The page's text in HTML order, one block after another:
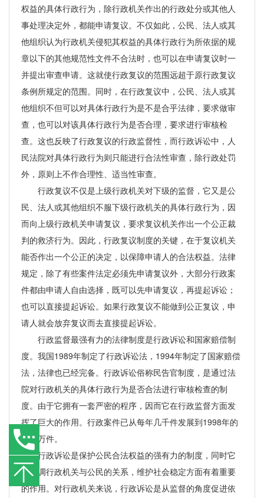
权益的具体行政行为，除行政机关作出的行政处分或其他人
事处理决定外，都能申请复议。不仅如此，公民、法人或其
他组织认为行政机关侵犯其权益的具体行政行为所依据的规
章以下的其他规范性文件不合法时，也可以在申请复议时一
并提出审查申请。这就使行政复议的范围远超于原行政复议
条例所规定的范围。同时，在行政复议中，公民、法人或其
他组织不但可以对具体行政行为是不是合乎法律，要求做审
查，也可以对该具体行政行为是否合理，要求进行审核检
查。这也反映了行政复议的行政监督性，而行政诉讼中，人
民法院对具体行政行为则只能进行合法性审查，除行政处罚
外，原则上不作合理性、适当性审查。
行政复议不仅是上级行政机关对下级的监督，它又是公
民、法人或其他组织不服下级行政机关的具体行政行为，因
而向上级行政机关申请复议，要求复议机关作出一个公正裁
判的救济行为。因此，行政复议制度的关键，在于复议机关
能否作出一个公正的决定，以保障申请人的合法权益。法律
规定，除了有些案件法定必须先申请复议外，大部分行政案
件都由申请人自由选择，既可以先申请复议，再提起诉讼；
也可以直接提起诉讼。如果行政复议不能做到公正复议，申
请人就会放弃复议而去直接提起诉讼。
行政监督最强有力的法律制度是行政诉讼和国家赔偿制
度。我国1989年制定了行政诉讼法，1994年制定了国家赔偿
法，法律也已经完备。行政诉讼俗称民告官制度，是通过法
院对行政机关的具体行政行为是否合法进行审核检查的制
度。由于它拥有一套严密的程序，因而它在行政监督方面发
挥了巨大的作用。行政案件已从每年几千件发展到1998年的
近十万件。
行政诉讼是保护公民合法权益的强有力的制度，同时它
在协调行政机关与公民的关系，维护社会稳定方面有着重要
的作用。对行政机关来说，行政诉讼是从监督的角度促进依